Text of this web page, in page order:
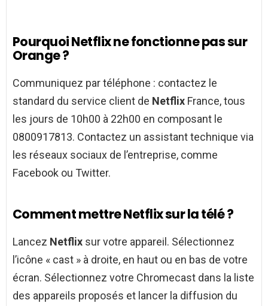
Pourquoi Netflix ne fonctionne pas sur
Orange ?
Communiquez par téléphone : contactez le
standard du service client de Netflix France, tous
les jours de 10h00 à 22h00 en composant le
0800917813. Contactez un assistant technique via
les réseaux sociaux de l’entreprise, comme
Facebook ou Twitter.
Comment mettre Netflix sur la télé ?
Lancez Netflix sur votre appareil. Sélectionnez
l’icône « cast » à droite, en haut ou en bas de votre
écran. Sélectionnez votre Chromecast dans la liste
des appareils proposés et lancer la diffusion du